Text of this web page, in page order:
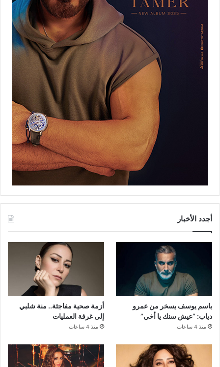
أجدد الأخبار
باسم يوسف يسخر من عمرو
دياب: “عيش سنك يا أخي”
منذ 4 ساعات
أزمة صحية مفاجئة.. منة شلبي
إلى غرفة العمليات
منذ 4 ساعات